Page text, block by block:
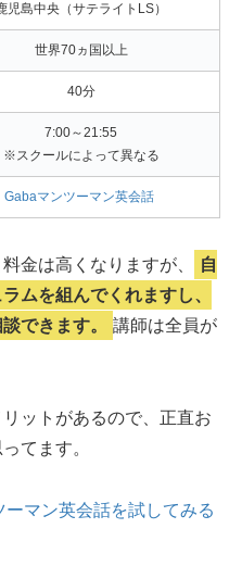
児島中央（サテライトLS）
世界70ヵ国以上
40分
7:00～21:55
※スクールによって異なる
Gabaマンツーマン英会話
金は高くなりますが、
自
ムを組んでくれますし、
できます。
講師は全員が
ットがあるので、正直お
てます。
マン英会話を試してみる